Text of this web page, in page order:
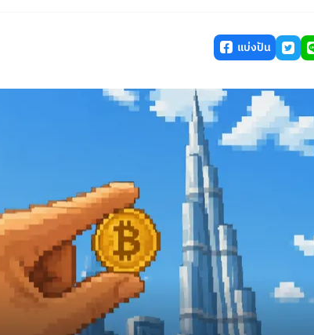
แบ่งปัน